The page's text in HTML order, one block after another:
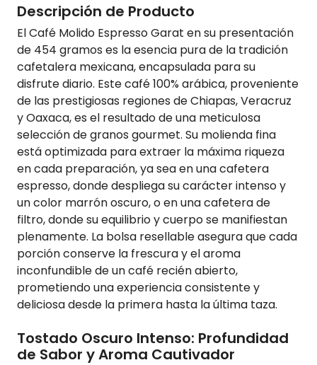
Descripción de Producto
El Café Molido Espresso Garat en su presentación
de 454 gramos es la esencia pura de la tradición
cafetalera mexicana, encapsulada para su
disfrute diario. Este café 100% arábica, proveniente
de las prestigiosas regiones de Chiapas, Veracruz
y Oaxaca, es el resultado de una meticulosa
selección de granos gourmet. Su molienda fina
está optimizada para extraer la máxima riqueza
en cada preparación, ya sea en una cafetera
espresso, donde despliega su carácter intenso y
un color marrón oscuro, o en una cafetera de
filtro, donde su equilibrio y cuerpo se manifiestan
plenamente. La bolsa resellable asegura que cada
porción conserve la frescura y el aroma
inconfundible de un café recién abierto,
prometiendo una experiencia consistente y
deliciosa desde la primera hasta la última taza.
Tostado Oscuro Intenso: Profundidad
de Sabor y Aroma Cautivador